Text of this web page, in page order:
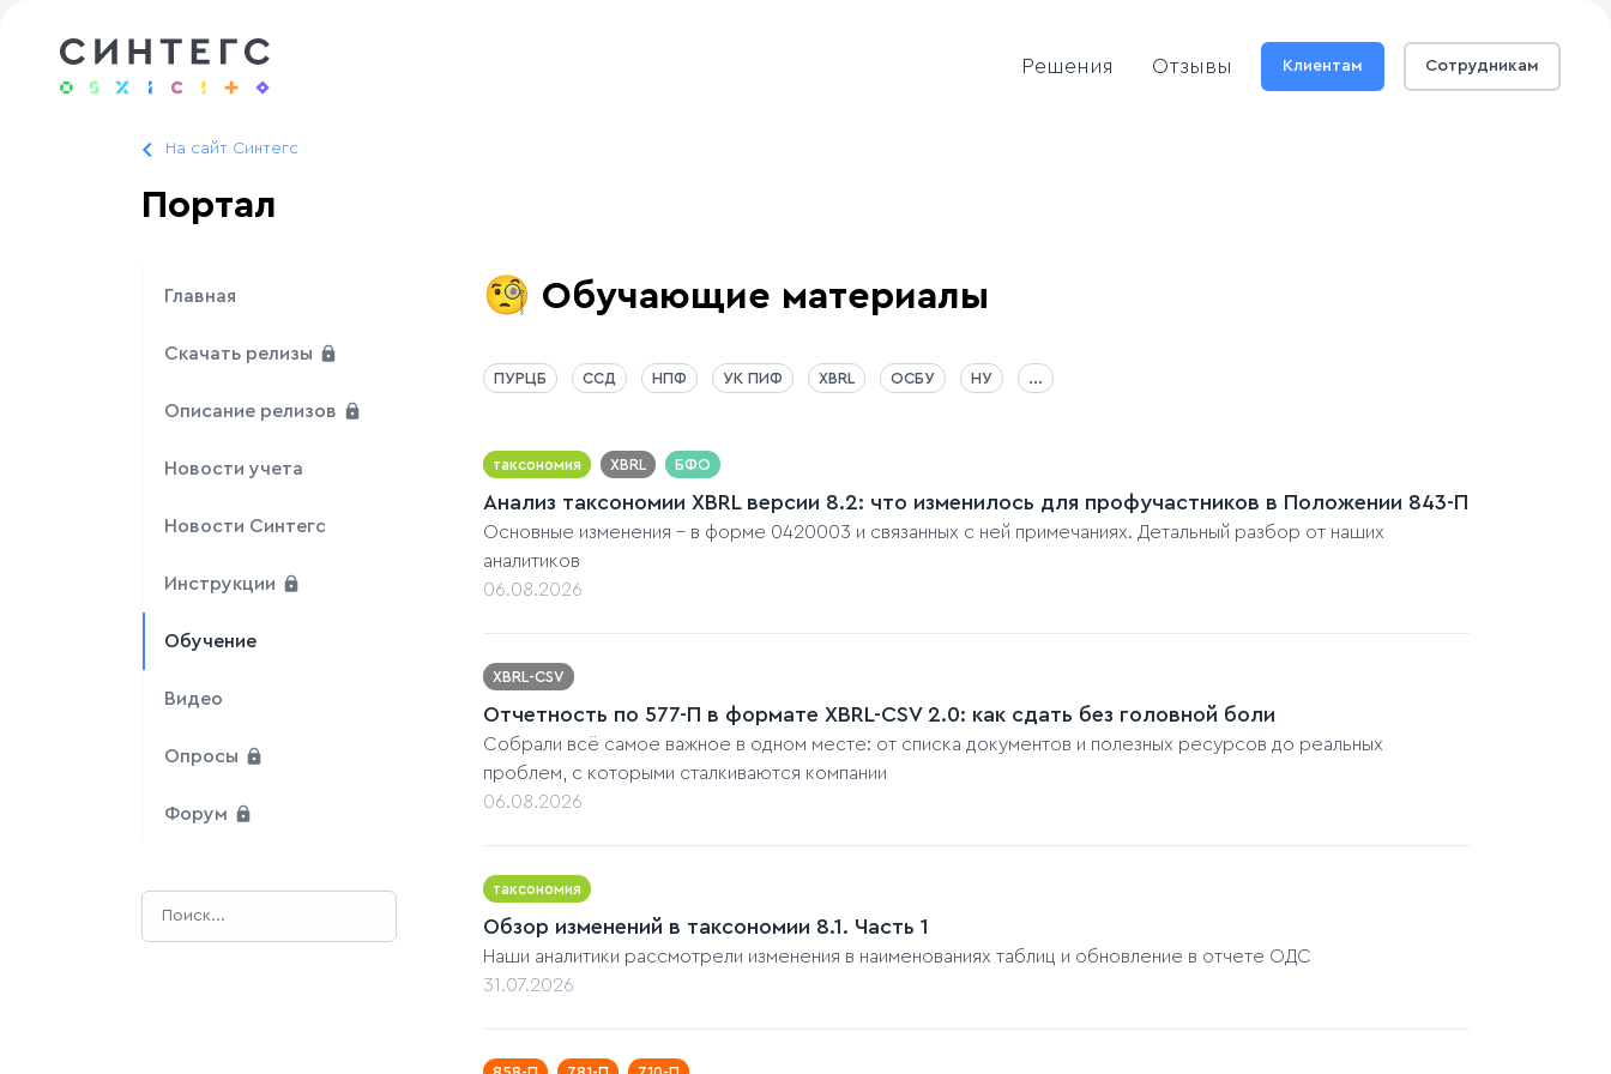
Решения Отзывы Клиентам Сотрудникам
На сайт Синтегс
Портал
Главная
Скачать релизы
Описание релизов
Новости учета
Новости Синтегс
Инструкции
Обучение
Видео
Опросы
Форум
🧐 Обучающие материалы
ПУРЦБ ССД НПФ УК ПИФ XBRL ОСБУ НУ ...
таксономия XBRL БФО
Анализ таксономии XBRL версии 8.2: что изменилось для профучастников в Положении 843-П
Основные изменения - в форме 0420003 и связанных с ней примечаниях. Детальный разбор от наших
аналитиков
06.08.2026
XBRL-CSV
Отчетность по 577-П в формате XBRL-CSV 2.0: как сдать без головной боли
Собрали всё самое важное в одном месте: от списка документов и полезных ресурсов до реальных
проблем, с которыми сталкиваются компании
06.08.2026
таксономия
Обзор изменений в таксономии 8.1. Часть 1
Наши аналитики рассмотрели изменения в наименованиях таблиц и обновление в отчете ОДС
31.07.2026